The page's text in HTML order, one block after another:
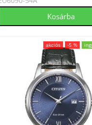
akciós -5 %